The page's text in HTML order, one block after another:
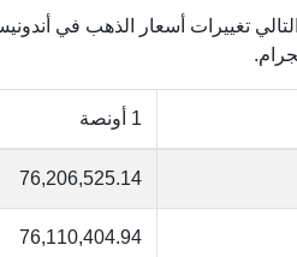
1 أونصة
76,206,525.14
76,110,404.94